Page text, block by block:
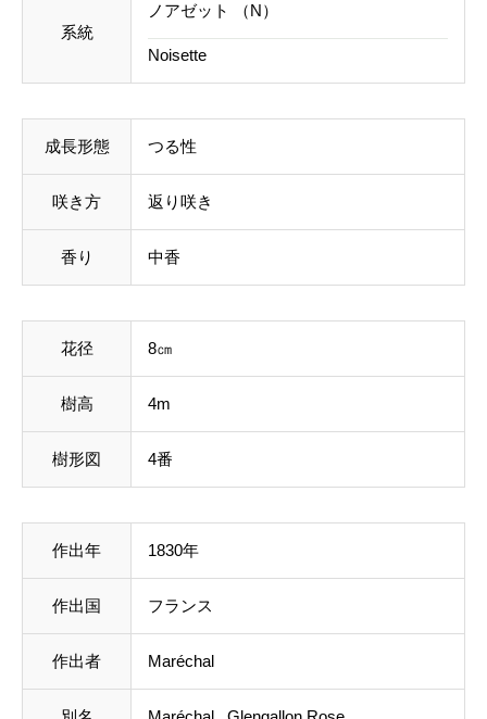
系統
ノアゼット （N）
Noisette
成長形態 つる性
咲き方 返り咲き
香り 中香
花径 8㎝
樹高 4m
樹形図 4番
作出年 1830年
作出国 フランス
作出者 Maréchal